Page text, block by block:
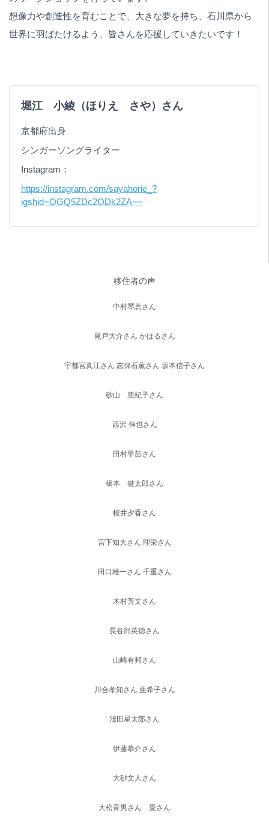
想像力や創造性を育むことで、大きな夢を持ち、石川県から
世界に羽ばたけるよう、皆さんを応援していきたいです！
堀江 小綾（ほりえ さや）さん
京都府出身
シンガーソングライター
Instagram：
https://instagram.com/sayahorie_?
igshid=OGQ5ZDc2ODk2ZA==
移住者の声
中村琴恵さん
尾戸大介さん かほるさん
宇都宮真江さん 志保石薫さん 坂本信子さん
砂山 亜紀子さん
西沢 伸也さん
田村早苗さん
橋本 健太郎さん
桜井夕香さん
宮下知大さん 理栄さん
田口雄一さん 千重さん
木村芳文さん
長谷部英徳さん
山崎有邦さん
川合孝知さん 亜希子さん
淺田星太郎さん
伊藤恭介さん
大砂文人さん
大松育男さん 愛さん